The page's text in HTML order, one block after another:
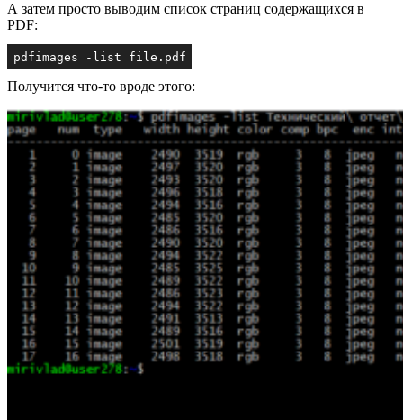
А затем просто выводим список страниц содержащихся в
PDF:
pdfimages -list file.pdf
Получится что-то вроде этого: